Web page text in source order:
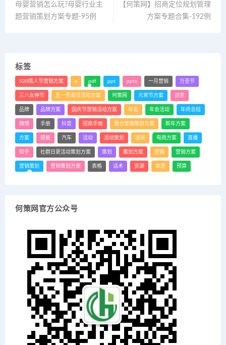
母婴营销怎么玩?母婴行业主
题营销策划方案专题-95例
【何策网】招商定位规划管理
方案专题合集-192例
标签
520情人节营销方案 a pdf ppt pptx 一月营销 万圣节
三八女神节 五一劳动节活动方案 何策网 元宵节方案 创意
品牌 品牌方案 国庆节营销活动方案 年会 年会活动 年终总结
微博 手册 抖音 招商手册 整合营销策划方案 新年方案
方案 模板 汽车 活动 活动策划 游戏 电商方案 直播
知乎 社群日更活动策划方案 策划 策划方案 营销 营销方案
营销策划 营销策划方案 表格 话术 资源 非遗 预算
何策网官方公众号